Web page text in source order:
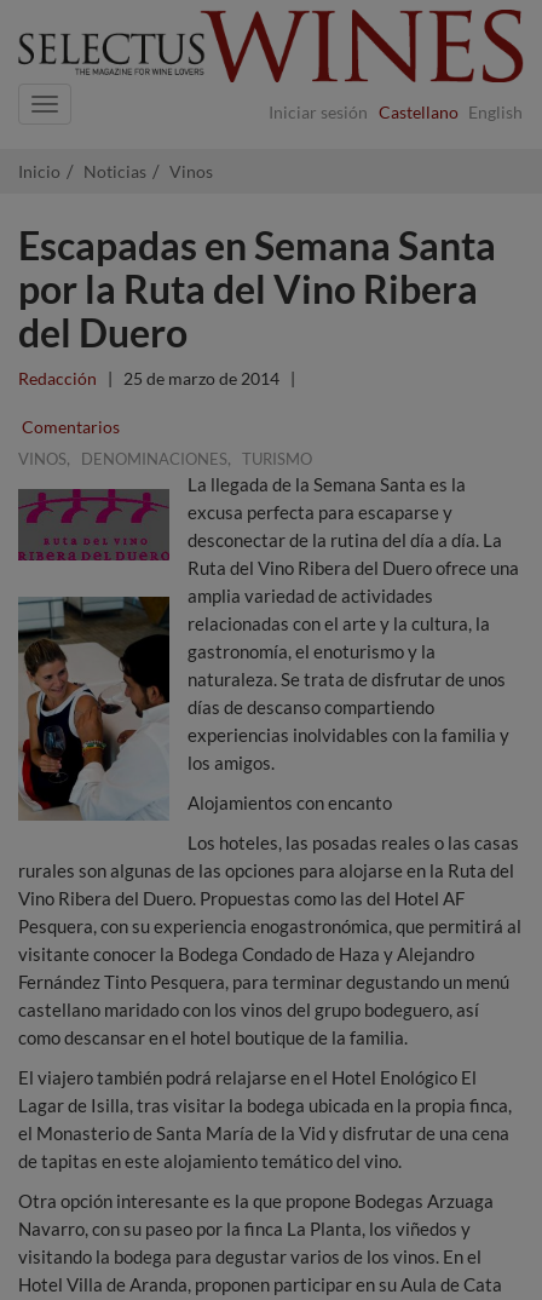
Iniciar sesión Castellano English
Navigation
Inicio Noticias Vinos
Escapadas en Semana Santa
por la Ruta del Vino Ribera
del Duero
Redacción | 25 de marzo de 2014 |
Comentarios
VINOS, DENOMINACIONES, TURISMO
La llegada de la Semana Santa es la
excusa perfecta para escaparse y
desconectar de la rutina del día a día. La
Ruta del Vino Ribera del Duero ofrece una
amplia variedad de actividades
relacionadas con el arte y la cultura, la
gastronomía, el enoturismo y la
naturaleza. Se trata de disfrutar de unos
días de descanso compartiendo
experiencias inolvidables con la familia y
los amigos.
Alojamientos con encanto
Los hoteles, las posadas reales o las casas
rurales son algunas de las opciones para alojarse en la Ruta del
Vino Ribera del Duero. Propuestas como las del Hotel AF
Pesquera, con su experiencia enogastronómica, que permitirá al
visitante conocer la Bodega Condado de Haza y Alejandro
Fernández Tinto Pesquera, para terminar degustando un menú
castellano maridado con los vinos del grupo bodeguero, así
como descansar en el hotel boutique de la familia.
El viajero también podrá relajarse en el Hotel Enológico El
Lagar de Isilla, tras visitar la bodega ubicada en la propia finca,
el Monasterio de Santa María de la Vid y disfrutar de una cena
de tapitas en este alojamiento temático del vino.
Otra opción interesante es la que propone Bodegas Arzuaga
Navarro, con su paseo por la finca La Planta, los viñedos y
visitando la bodega para degustar varios de los vinos. En el
Hotel Villa de Aranda, proponen participar en su Aula de Cata